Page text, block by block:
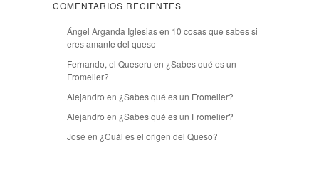
COMENTARIOS RECIENTES
Ángel Arganda Iglesiasen 10 cosas que sabes si
eres amante del queso
Fernando, el Queseru en ¿Sabes qué es un
Fromelier?
Alejandro en ¿Sabes qué es un Fromelier?
Alejandro en ¿Sabes qué es un Fromelier?
José en ¿Cuál es el origen del Queso?